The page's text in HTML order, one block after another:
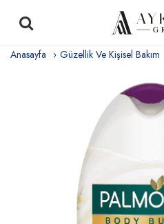
Anasayfa Güzellik Ve Kişisel Bakım